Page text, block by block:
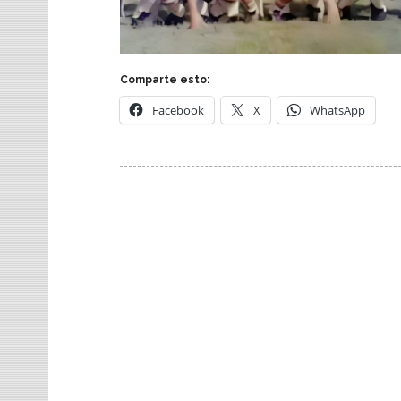
Comparte esto:
Facebook X WhatsApp